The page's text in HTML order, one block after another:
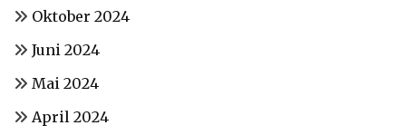
Oktober 2024
Juni 2024
Mai 2024
April 2024